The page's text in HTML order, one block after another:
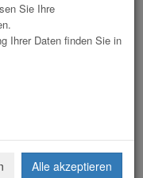
Sie Ihre
Ihrer Daten finden Sie in
Alle akzeptieren